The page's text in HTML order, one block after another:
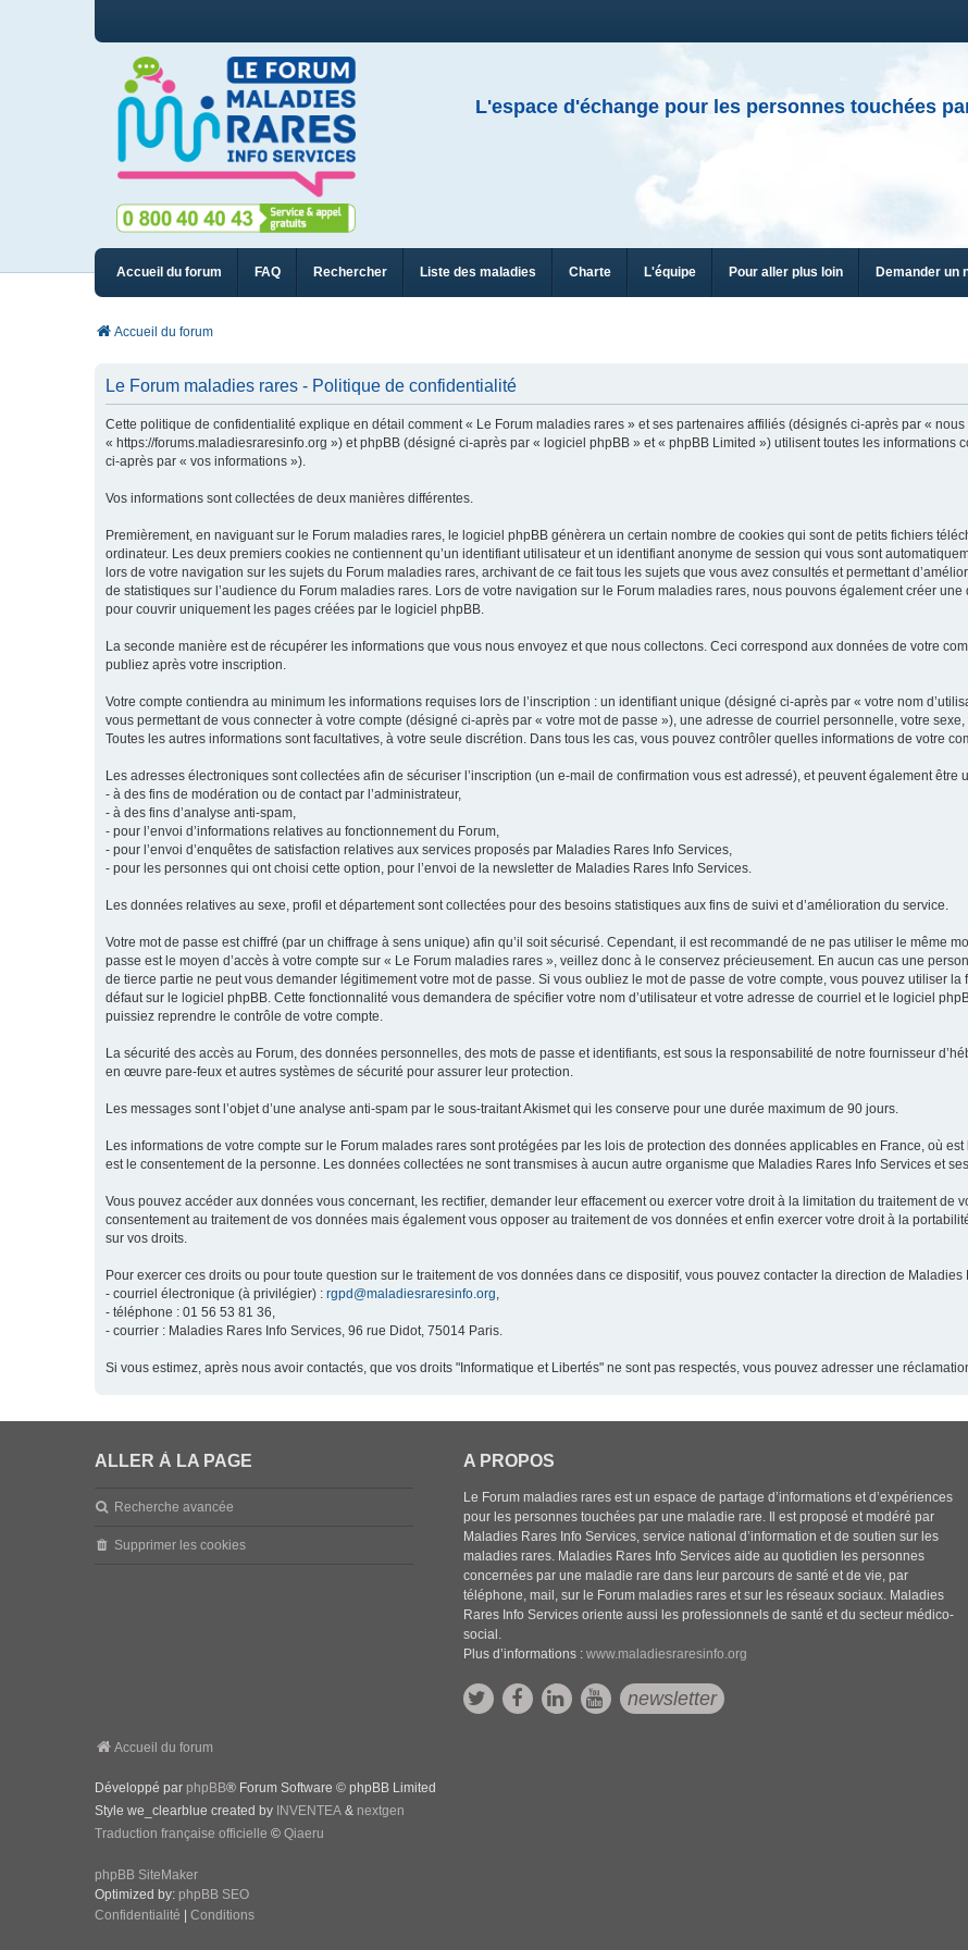
L'espace d'échange pour les personnes touchées
Accueil du forum FAQ Rechercher Liste des maladies Charte L'équipe Pour aller plus loin Demander un
Accueil du forum
Le Forum maladies rares - Politique de confidentialité
Cette politique de confidentialité explique en détail comment « Le Forum maladies rares » et ses partenaires affiliés (désignés ci-après par «
« https://forums.maladiesraresinfo.org ») et phpBB (désigné ci-après par « logiciel phpBB » et « phpBB Limited ») utilisent toutes les informations
ci-après par « vos informations »).
Vos informations sont collectées de deux manières différentes.
Premièrement, en naviguant sur le Forum maladies rares, le logiciel phpBB génèrera un certain nombre de cookies qui sont de petits fichiers
ordinateur. Les deux premiers cookies ne contiennent qu’un identifiant utilisateur et un identifiant anonyme de session qui vous sont
lors de votre navigation sur les sujets du Forum maladies rares, archivant de ce fait tous les sujets que vous avez consultés et permettant
de statistiques sur l’audience du Forum maladies rares. Lors de votre navigation sur le Forum maladies rares, nous pouvons également créer
pour couvrir uniquement les pages créées par le logiciel phpBB.
La seconde manière est de récupérer les informations que vous nous envoyez et que nous collectons. Ceci correspond aux données de votre
publiez après votre inscription.
Votre compte contiendra au minimum les informations requises lors de l’inscription : un identifiant unique (désigné ci-après par « votre nom
vous permettant de vous connecter à votre compte (désigné ci-après par « votre mot de passe »), une adresse de courriel personnelle, votre
Toutes les autres informations sont facultatives, à votre seule discrétion. Dans tous les cas, vous pouvez contrôler quelles informations de votre
Les adresses électroniques sont collectées afin de sécuriser l’inscription (un e-mail de confirmation vous est adressé), et peuvent également être
- à des fins de modération ou de contact par l’administrateur,
- à des fins d’analyse anti-spam,
- pour l’envoi d’informations relatives au fonctionnement du Forum,
- pour l’envoi d’enquêtes de satisfaction relatives aux services proposés par Maladies Rares Info Services,
- pour les personnes qui ont choisi cette option, pour l’envoi de la newsletter de Maladies Rares Info Services.
Les données relatives au sexe, profil et département sont collectées pour des besoins statistiques aux fins de suivi et d’amélioration du service.
Votre mot de passe est chiffré (par un chiffrage à sens unique) afin qu’il soit sécurisé. Cependant, il est recommandé de ne pas utiliser le même
passe est le moyen d’accès à votre compte sur « Le Forum maladies rares », veillez donc à le conservez précieusement. En aucun cas une
de tierce partie ne peut vous demander légitimement votre mot de passe. Si vous oubliez le mot de passe de votre compte, vous pouvez utiliser
défaut sur le logiciel phpBB. Cette fonctionnalité vous demandera de spécifier votre nom d’utilisateur et votre adresse de courriel et le logiciel
puissiez reprendre le contrôle de votre compte.
La sécurité des accès au Forum, des données personnelles, des mots de passe et identifiants, est sous la responsabilité de notre fournisseur
en œuvre pare-feux et autres systèmes de sécurité pour assurer leur protection.
Les messages sont l’objet d’une analyse anti-spam par le sous-traitant Akismet qui les conserve pour une durée maximum de 90 jours.
Les informations de votre compte sur le Forum malades rares sont protégées par les lois de protection des données applicables en France, où
est le consentement de la personne. Les données collectées ne sont transmises à aucun autre organisme que Maladies Rares Info Services et
Vous pouvez accéder aux données vous concernant, les rectifier, demander leur effacement ou exercer votre droit à la limitation du traitement de
consentement au traitement de vos données mais également vous opposer au traitement de vos données et enfin exercer votre droit à la
sur vos droits.
Pour exercer ces droits ou pour toute question sur le traitement de vos données dans ce dispositif, vous pouvez contacter la direction de Maladies
- courriel électronique (à privilégier) : rgpd@maladiesraresinfo.org,
- téléphone : 01 56 53 81 36,
- courrier : Maladies Rares Info Services, 96 rue Didot, 75014 Paris.
Si vous estimez, après nous avoir contactés, que vos droits "Informatique et Libertés" ne sont pas respectés, vous pouvez adresser une
ALLER À LA PAGE
Recherche avancée
Supprimer les cookies
A PROPOS
Le Forum maladies rares est un espace de partage d’informations et d’expériences
pour les personnes touchées par une maladie rare. Il est proposé et modéré par
Maladies Rares Info Services, service national d’information et de soutien sur les
maladies rares. Maladies Rares Info Services aide au quotidien les personnes
concernées par une maladie rare dans leur parcours de santé et de vie, par
téléphone, mail, sur le Forum maladies rares et sur les réseaux sociaux. Maladies
Rares Info Services oriente aussi les professionnels de santé et du secteur médico-
social.
Plus d’informations :www.maladiesraresinfo.org
newsletter
Accueil du forum
Développé par phpBB® Forum Software © phpBB Limited
Style we_clearblue created by INVENTEA & nextgen
Traduction française officielle © Qiaeru
phpBB SiteMaker
Optimized by: phpBB SEO
Confidentialité
Conditions